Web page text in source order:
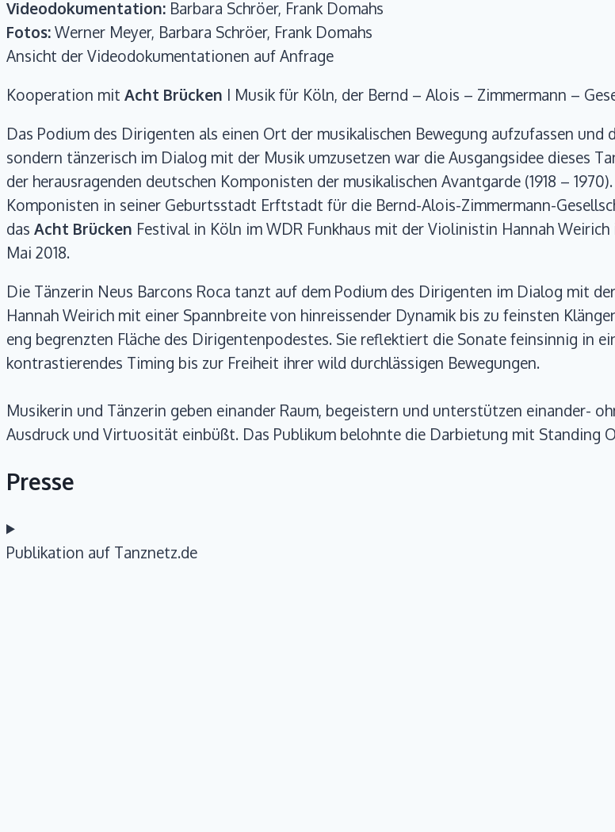
Videodokumentation: Barbara Schröer, Frank Domahs
Fotos: Werner Meyer, Barbara Schröer, Frank Domahs
Ansicht der Videodokumentationen auf Anfrage
Kooperation mit Acht Brücken I Musik für Köln, der Bernd – Alois – Zimmermann –
Das Podium des Dirigenten als einen Ort der musikalischen Bewegung aufzufassen
sondern tänzerisch im Dialog mit der Musik umzusetzen war die Ausgangsidee dieses
der herausragenden deutschen Komponisten der musikalischen Avantgarde (1918 –
Komponisten in seiner Geburtsstadt Erftstadt für die Bernd-Alois-Zimmermann-
das Acht Brücken Festival in Köln im WDR Funkhaus mit der Violinistin Hannah
Mai 2018.
Die Tänzerin Neus Barcons Roca tanzt auf dem Podium des Dirigenten im Dialog mit
Hannah Weirich mit einer Spannbreite von hinreissender Dynamik bis zu feinsten
eng begrenzten Fläche des Dirigentenpodestes. Sie reflektiert die Sonate feinsinnig in
kontrastierendes Timing bis zur Freiheit ihrer wild durchlässigen Bewegungen.
Musikerin und Tänzerin geben einander Raum, begeistern und unterstützen einander-
Ausdruck und Virtuosität einbüßt. Das Publikum belohnte die Darbietung mit Standing
Presse
Publikation auf Tanznetz.de